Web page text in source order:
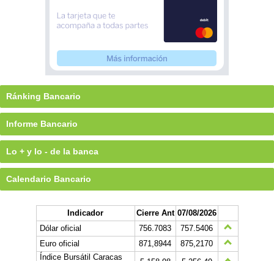
Ránking Bancario
Informe Bancario
Lo + y lo - de la banca
Calendario Bancario
Indicador Cierre Ant 07/08/2026
Dólar oficial
756.7083
757.5406
Euro oficial
871,8944
875,2170
Índice Bursátil Caracas